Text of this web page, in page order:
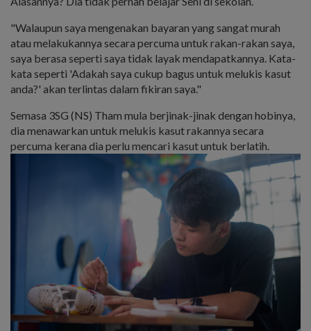
"Walaupun saya mengenakan bayaran yang sangat murah
atau melakukannya secara percuma untuk rakan-rakan saya,
saya berasa seperti saya tidak layak mendapatkannya. Kata-
kata seperti 'Adakah saya cukup bagus untuk melukis kasut
anda?' akan terlintas dalam fikiran saya."
Semasa 3SG (NS) Tham mula berjinak-jinak dengan hobinya,
dia menawarkan untuk melukis kasut rakannya secara
percuma kerana dia perlu mencari kasut untuk berlatih.